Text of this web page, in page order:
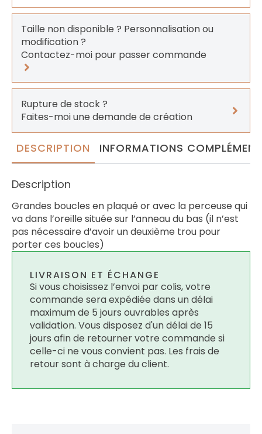
Taille non disponible ? Personnalisation ou
modification ?
Contactez-moi pour passer commande
Rupture de stock ?
Faites-moi une demande de création
DESCRIPTION INFORMATIONS
Description
Grandes boucles en plaqué or avec la perceuse qui
va dans l’oreille située sur l’anneau du bas (il n’est
pas nécessaire d’avoir un deuxième trou pour
porter ces boucles)
LIVRAISON ET ÉCHANGE
Si vous choisissez l’envoi par colis, votre
commande sera expédiée dans un délai
maximum de 5 jours ouvrables après
validation. Vous disposez d'un délai de 15
jours afin de retourner votre commande si
celle-ci ne vous convient pas. Les frais de
retour sont à charge du client.